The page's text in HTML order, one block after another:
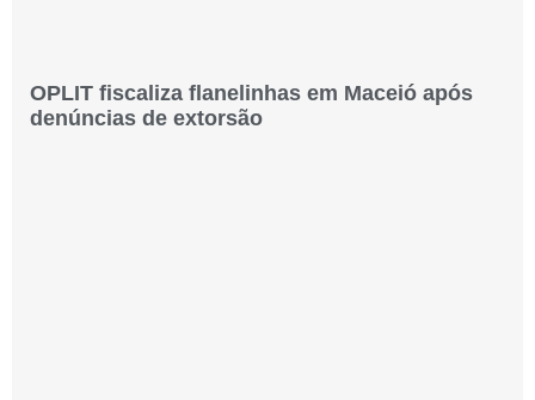
OPLIT fiscaliza flanelinhas em Maceió após
denúncias de extorsão